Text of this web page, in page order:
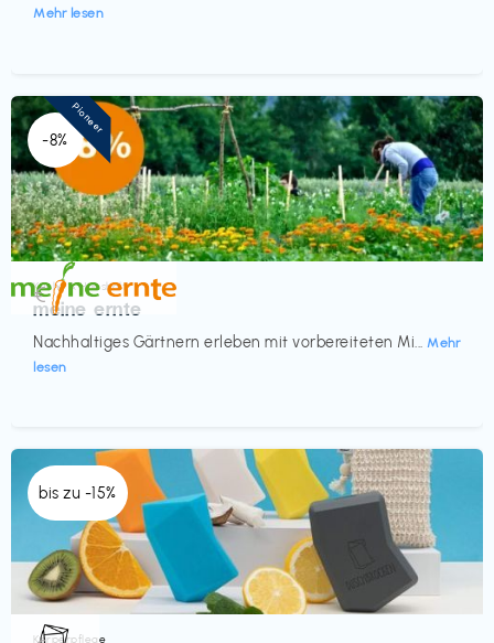
Mehr lesen
-8%
Küche & Haushalt
meine ernte
Nachhaltiges Gärtnern erleben mit vorbereiteten Mi... Mehr
lesen
€‎
Pioneer
bis zu -15%
Körperpflege